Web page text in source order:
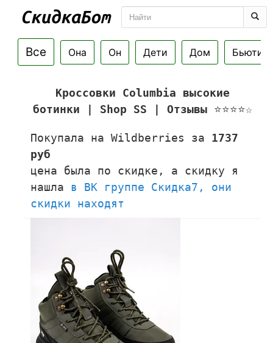
Все Она Он Дети Дом Бьюти
Кроссовки Columbia высокие
ботинки | Shop SS | Отзывы ⭐⭐⭐⭐☆
Покупала на Wildberries за 1737
руб
цена была по скидке, а скидку я
нашла в ВК группе Скидка7, они
скидки находят